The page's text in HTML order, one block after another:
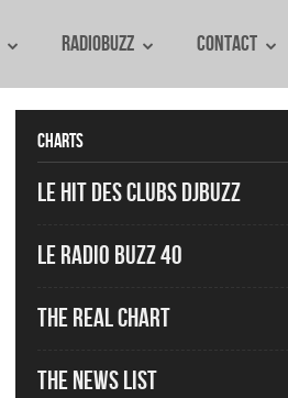
RadioBuzz Contact
Charts
Le Hit des Clubs DJBuzz
Le Radio Buzz 40
The Real Chart
The News List